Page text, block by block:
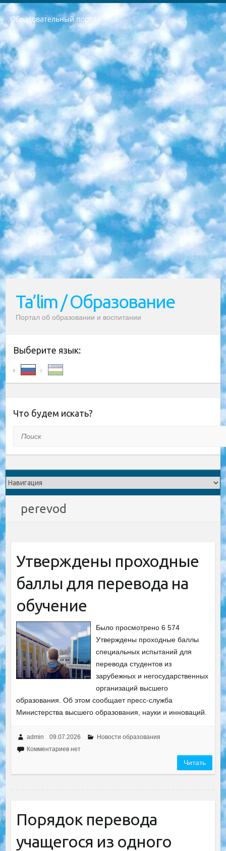
Образовательный портал
РЕСПУБЛИКА УЗБЕКИСТАН МИНИСТРЕРСТВО ДОШКОЛЬНОГО И ШКОЛЬНОГО ОБРАЗОВАНИЯ КОМАНДА в общеобразовательных учреждениях в 2023-2024 учебном году организация и проведение итоговой государственной аттестации обучающихся о Министра дошкольного и школьного образования Республики Узбекистан от 4 марта 2008 года (постановлением Минюста от 20 марта 2008 года № 1778 государственной регистрации) «Итоговое состояние учащихся общего среднего образования на основании положения об утверждении положения об аттестации общего среднего образования выпускной экзамен студентов в образовательных учреждениях в 2023-2024 учебном году В целях организации и прохождения аттестации приказываю: 1. Следующее: перечень предметов, по которым будет проводиться итоговая государственная аттестация и экзамен формы перевода согласно приложению 1; сертификаты международного образца, оценивающие уровень владения иностранными языками перечень согласно приложению 2; 2. Педагогический при специализированных образовательных учреждениях. научно-практический центр квалификации и международной оценки (Д.Давидова) 2024 г. До 25 марта: задания по предметам, по которым будет проводиться итоговая аттестация разработка и утверждение технических условий; итоговая аттестация на основании разработанного предметного задания разработка вопросов по предметам (устно и письменно), экзамен передача; общеобразовательные средние школы и специальные учебные заведения учащиеся выпускных классов школ и интернатов в агентской системе подготовка базы данных экзаменационных материалов и критериев оценки; перевод базы экзаменационных материалов на все языки обучения подать в Республиканский образовательный центр для изготовления; варианты экзаменов на основе разработанных контрольных материалов пусть будут поставлены задачи формирования. 3. Республиканский образовательный центр (Ш.Худайкулов) до 5 апреля 2024 года. до: база данных предоставленных экзаменационных материалов на все языки обучения перевод и экспертиза; для слепых, слабовидящих, глухих, слабослышащих и умственно отсталых детей учащиеся выпускных классов специализированных школ и школ-интернатов база данных экзаменационных материалов на всех преподаваемых языках подготовка критериев оценки; специализированные школы для умственно отсталых детей и технологии для учащихся выпускных классов школ-интернатов разработка соответствующих рекомендаций и критериев проведения ЕГЭ по естествознанию давать задания. 4. Педагогический при специализированных образовательных учреждениях. Научно-практический центр навыков и международной оценки (Д.Давидова), Республика образовательный центр (Худайкулов Ш.) итоговый государственный аттестационный экзамен ориентирован на творческое и логическое мышление при подготовке базы материалов учитывать введение заданий. 5. Следует отметить, что: сертификат государственного образца о знании общеобразовательного предмета и как минимум национальный уровень B1 по предметам на иностранных языках, указанным в Приложении 2. или международно признанный сертификат эквивалентного уровня студенты, изучающие определенный предмет, освобождаются от экзамена; по соответствующим предметам запланирована итоговая государственная аттестация за день до дня, путем жеребьевки Рабочей группой (в письменной форме по предметам, проводимым в форме) из числа сформированных вариантов выбрано 2 варианта; 2 выбранных варианта экзамена анонсированы на официальном сайте министерства и все выпускники по всей стране на основе этих вариантов проводит итоговую государственную аттестацию. 6. Государственное образование учащихся средних общеобразовательных учреждений. знания в соответствии с квалификационными требованиями, которые необходимо приобрести на основании стандартов итоговый (выпускной) контроль для 9 и 11 классов в целях тестирования Экзамены (далее – экзамены) состоят из предметов, перечисленных в приложении 1. будет сделано. 7. Экзамены пройдут с 26 мая по 15 июня 2024 г. (кроме науки физического воспитания). 8. Физическая для учащихся 9 классов общесредних образовательных учреждений. Экзамены по предмету «Образование, квалификация медицина» 1-6 мая 2024 года. сотрудники перевести под присмотр (с отклонениями в физическом или умственном развитии) специализированная школа для детей, школы-интернаты и со сколиозом школы-интернаты санаторного типа для больных детей исключены). 9. Он был слепым, слабовидящим и имел нарушения опорно-двигательного аппарата. экзамены в специализированных школах и интернатах для детей должны проводиться исходя из требований, предъявляемых к общеобразовательным учреждениям (физкультура кроме науки). 10. Специализированная школа для глухих и слабослышащих детей. и экзамены в интернатах и быть реализован в виде письменного теста по математике. 11. Специальность для умственно отсталых детей. Для 9 класса Родной язык и литературное письмо Государственный язык (язык обучения – узбекский). для неклассов) написано Математическое письмо Письменная/устная история Узбекистана Физическое воспитание практично Итоговый контроль Для 11 класса Написание родного языка и литературы (эссе) Математическое письмо Узбекский язык (обучение на узбекском языке) не посещающее общее среднее образование для учреждений)/Образовательное учреждение выбор письменный и устный Иностранный язык письменный/устный Письменная/устная история Узбекистана *По выбору студента:  Химия  Физика  Основы государственного права  География 10 бесплатных образовательных ресурсов - Мы составили подборку онлайн-проектов с интерактивными упражнениями, видеолекциями и статьями. Они помогут вам обрести новые и освежить старые знания бесплатно. 1. «ИНТУИТ» Старейшая образовательная площадка Рунета. Здесь вы найдёте сотни текстовых и видеокурсов на десятки различных тем — от программирования до психологии. Многие курсы подготовлены российскими университетами и крупными международными компаниями вроде Intel и Microsoft. Самостоятельное обучение бесплатное, но желающие могут оплатить услуги персональных наставников. 2. «Смартия» знакомит с актуальными профессиями и подсказывает, как им обучаться. Выбрав заинтересовавшую вас специальность — SMM-специалист, фотограф, веб-дизайнер или другую, — увидите список необходимых для неё умений. Чтобы вы могли освоить их самостоятельно, для каждого умения площадка отображает подборку ссылок на учебные материалы. Хотя «Смартия» ориентируется на русскоязычную аудиторию, часть контента всё же доступна только на английском. 3. «Лекторий Физтеха» Проект Московского физико-технического института (Физтеха). С его помощью вы можете смотреть онлайн серии лекций, записанные на видео в этом вузе. В числе доступных предметов — физика, биология, химия, информационные технологии и другие. К некоторым лекциям администрация ресурса прилагает готовые конспекты, которые можно скачивать в PDF-формате. 4. ITMOcourses Онлайн-площадка Санкт-Петербургского национального исследовательского университета информационных технологий, механики и оптики (ИТМО). Ресурс предоставляет свободный доступ к курсам, разработанным в этом вузе. Каталог материалов разбит на четыре категории: «Оптические системы и технологии», «Приборостроение и робототехника», «Информационные технологии» и «Биотехнологии». Курсы состоят из видеолекций, интерактивных демонстраций и заданий. 5. «КиберЛенинка» Электронная научная библиотека открытого доступа. Каталог площадки регулярно обрастает текстами статей из различных научных изданий. Сгруппированные по журналам и рубрикам публикации можно читать онлайн или скачивать целиком в PDF-формате. Проект нацелен на популяризацию науки за счёт открытого доступа к качественной информации. 6. «ПостНаука» На этом ресурсе публикуют подборки видеолекций, составленные экспертами из разных отраслей и объединённые общими темами. Среди них, к примеру, есть серии «Биоинформатика и геномика», «Культура средневековой Скандинавии» и Cinema Studies о теории кино. Каждая подборка лекций — логически связанная история, рассказанная экспертом от первого лица. Кроме того, на сайте появляются научно-образовательные статьи и тесты на разные темы. 7. «Newочём» Команда проекта «Newочём» отбирает самые интересные тексты из англоязычных СМИ и переводит те из них, за которые голосуют участники сообщества «ВКонтакте». По большей части это научно-популярные статьи. Редакторы придумывают лишь заголовки, в остальном содержание переводов соответствует оригиналам. Полные тексты можно читать прямо в социальной сети. 8. InternetUrok Онлайн-база материалов по основным дисциплинам школьной программы. Информация на сайте структурирована по классам, предметам и темам (урокам). Каждый урок состоит из видеолекций и конспектов. Есть также интерактивные тренажёры и тесты для закрепления пройденного материала. Даже если вы давно окончили школу, возможность повторить программу старших классов всегда может пригодиться. 9. Edutainme Ещё один ресурс об образовании. В отличие от Newtonew, как мне кажется, Edutainme больше ориентируется на представителей индустрии: педагогов, предпринимателей, разработчиков образовательных проектов. Но и любой, кто просто стремится к саморазвитию, найдёт на сайте много полезного и интересного для себя. Например, информацию о новых курсах и образовательных сервисах. 10. Newtonew Онлайн-медиа об образовании и обучении в широком смысле. Авторы Newtonew пишут об инструментах, заведениях, тактиках и стратегиях, которые помогают учить других и получать новые знания самостоятельно. На этой площадке вы найдёте новости, обзоры, аналитические мат
Ta’lim / Образование
Портал об образовании и воспитании
Выберите язык:
Что будем искать?
perevod
Утверждены проходные
баллы для перевода на
обучение
Было просмотрено 6 574
Утверждены проходные баллы
специальных испытаний для
перевода студентов из
зарубежных и негосударственных
организаций высшего
образования. Об этом сообщает пресс-служба
Министерства высшего образования, науки и инноваций.
admin 09.07.2026
Новости образования
Комментариев нет
Читать
Порядок перевода
учащегося из одного